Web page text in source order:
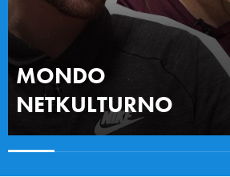
MONDO
NETKULTURNO